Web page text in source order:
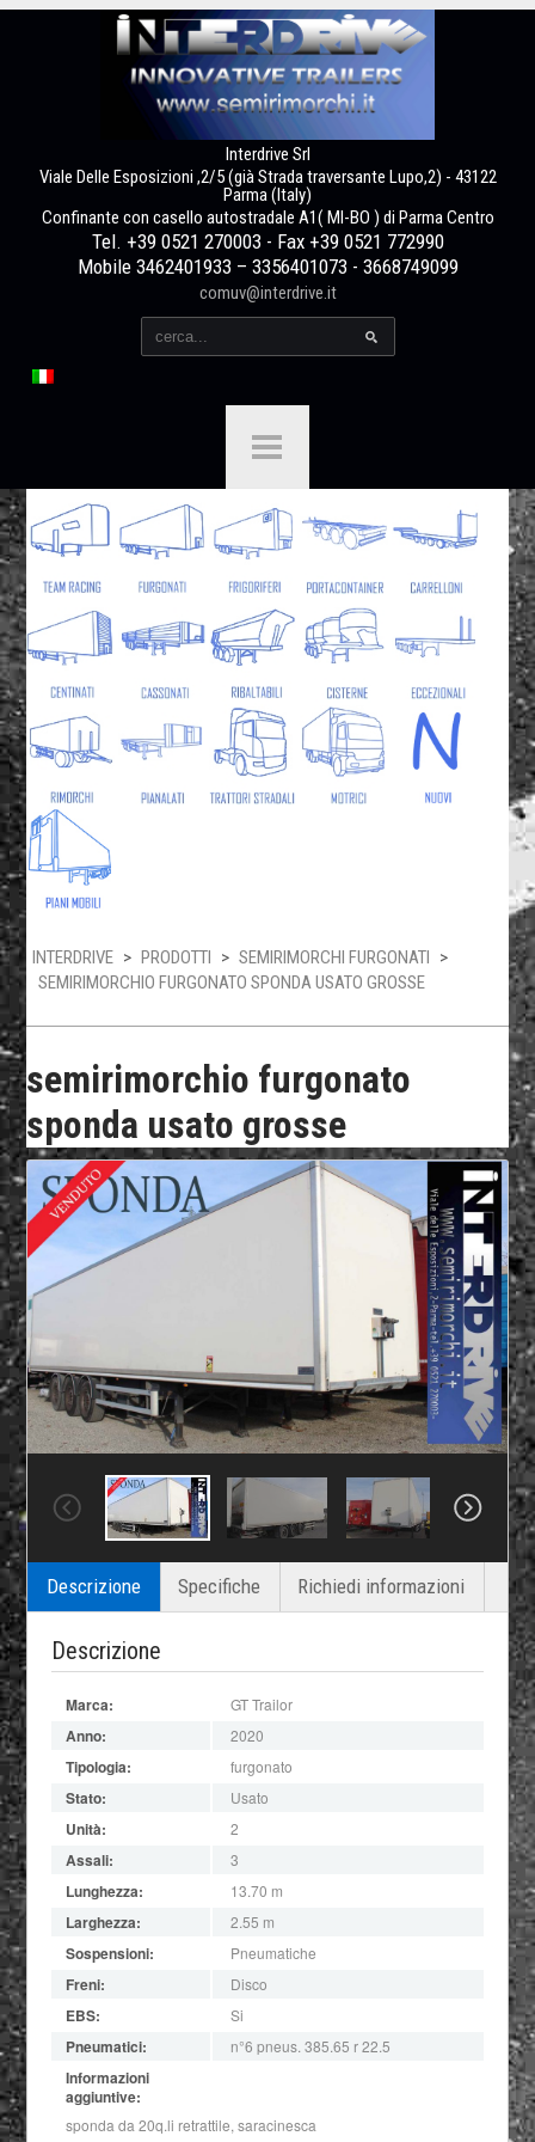
Interdrive Srl
Viale Delle Esposizioni ,2/5 (già Strada traversante Lupo,2) - 43122
Parma (Italy)
Confinante con casello autostradale A1( MI-BO ) di Parma Centro
Tel. +39 0521 270003 - Fax +39 0521 772990
Mobile 3462401933 – 3356401073 - 3668749099
comuv@interdrive.it
INTERDRIVE > PRODOTTI > SEMIRIMORCHI FURGONATI >
SEMIRIMORCHIO FURGONATO SPONDA USATO GROSSE
semirimorchio furgonato
sponda usato grosse
Descrizione Specifiche Richiedi informazioni
Descrizione
Marca: GT Trailor
Anno: 2020
Tipologia: furgonato
Stato: Usato
Unità: 2
Assali: 3
Lunghezza: 13.70 m
Larghezza: 2.55 m
Sospensioni: Pneumatiche
Freni: Disco
EBS: Si
Pneumatici: n°6 pneus. 385.65 r 22.5
Informazioni
aggiuntive:
sponda da 20q.li retrattile, saracinesca